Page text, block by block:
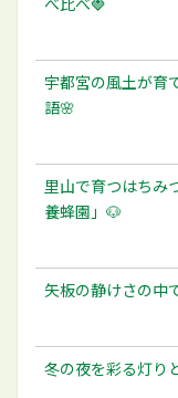
宇都宮の風土が育
語🌸
里山で育つはちみ
養蜂園」🐶
矢板の静けさの中
冬の夜を彩る灯り